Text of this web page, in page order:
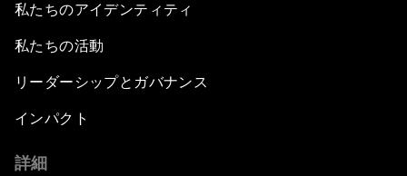
私たちのアイデンティティ
私たちの活動
リーダーシップとガバナンス
インパクト
詳細